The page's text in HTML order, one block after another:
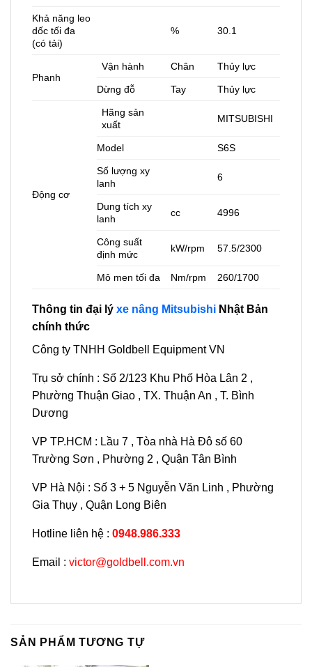
Khả năng leo
dốc tối đa
(có tải)
% 30.1
Phanh
Vận hành Chân Thủy lực
Dừng đỗ Tay Thủy lực
Động cơ
Hãng sản
xuất
MITSUBISHI
Model S6S
Số lượng xy
lanh
6
Dung tích xy
lanh
cc 4996
Công suất
định mức
kW/rpm 57.5/2300
Mô men tối đa Nm/rpm 260/1700
Thông tin đại lý xe nâng Mitsubishi Nhật Bản
chính thức
Công ty TNHH Goldbell Equipment VN
Trụ sở chính : Số 2/123 Khu Phố Hòa Lân 2 ,
Phường Thuận Giao , TX. Thuận An , T. Bình
Dương
VP TP.HCM : Lầu 7 , Tòa nhà Hà Đô số 60
Trường Sơn , Phường 2 , Quận Tân Bình
VP Hà Nội : Số 3 + 5 Nguyễn Văn Linh , Phường
Gia Thụy , Quận Long Biên
Hotline liên hệ : 0948.986.333
Email : victor@goldbell.com.vn
SẢN PHẨM TƯƠNG TỰ